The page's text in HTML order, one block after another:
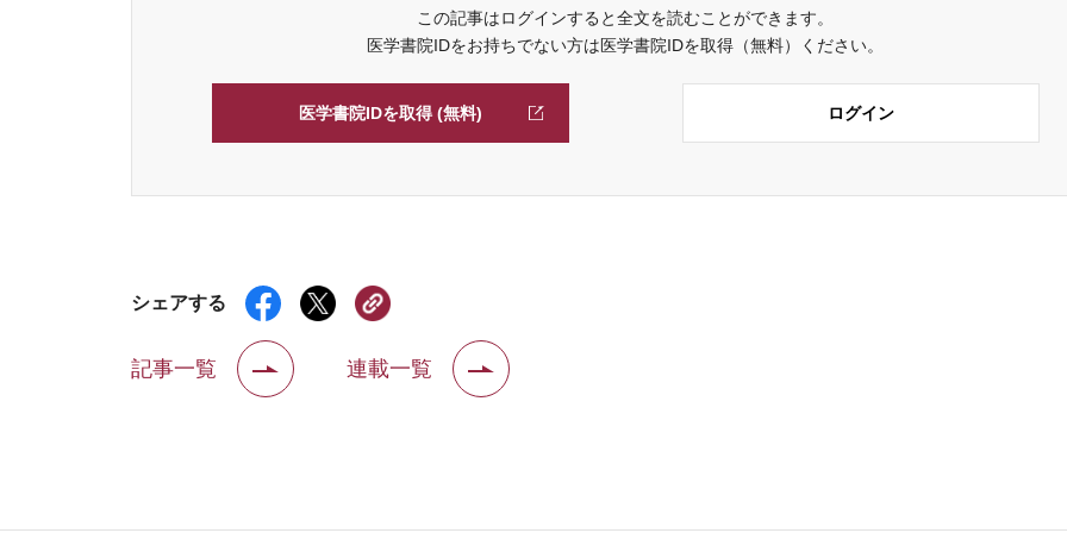
この記事はログインすると全文を読むことができます。
医学書院IDをお持ちでない方は医学書院IDを取得（無料）ください。
医学書院IDを取得 (無料) ログイン
シェアする
記事一覧 連載一覧